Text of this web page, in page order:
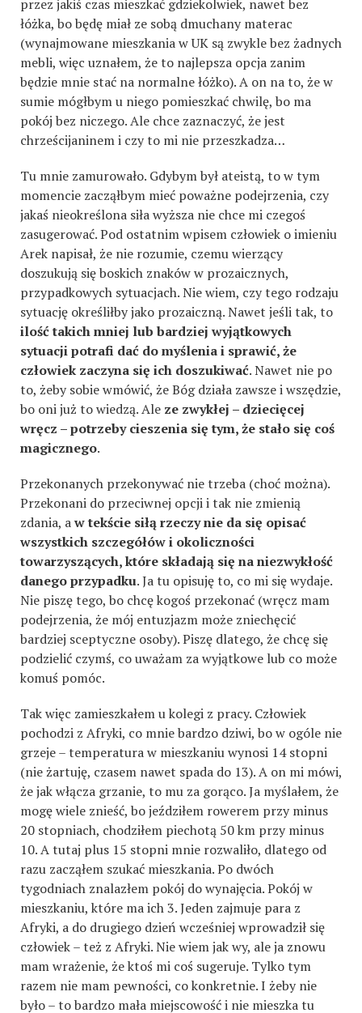
przez jakiś czas mieszkać gdziekolwiek, nawet bez
łóżka, bo będę miał ze sobą dmuchany materac
(wynajmowane mieszkania w UK są zwykle bez żadnych
mebli, więc uznałem, że to najlepsza opcja zanim
będzie mnie stać na normalne łóżko). A on na to, że w
sumie mógłbym u niego pomieszkać chwilę, bo ma
pokój bez niczego. Ale chce zaznaczyć, że jest
chrześcijaninem i czy to mi nie przeszkadza…
Tu mnie zamurowało. Gdybym był ateistą, to w tym
momencie zacząłbym mieć poważne podejrzenia, czy
jakaś nieokreślona siła wyższa nie chce mi czegoś
zasugerować. Pod ostatnim wpisem człowiek o imieniu
Arek napisał, że nie rozumie, czemu wierzący
doszukują się boskich znaków w prozaicznych,
przypadkowych sytuacjach. Nie wiem, czy tego rodzaju
sytuację określiłby jako prozaiczną. Nawet jeśli tak, to
ilość takich mniej lub bardziej wyjątkowych
sytuacji potrafi dać do myślenia i sprawić, że
człowiek zaczyna się ich doszukiwać. Nawet nie po
to, żeby sobie wmówić, że Bóg działa zawsze i wszędzie,
bo oni już to wiedzą. Ale ze zwykłej – dziecięcej
wręcz – potrzeby cieszenia się tym, że stało się coś
magicznego.
Przekonanych przekonywać nie trzeba (choć można).
Przekonani do przeciwnej opcji i tak nie zmienią
zdania, aw tekście siłą rzeczy nie da się opisać
wszystkich szczegółów i okoliczności
towarzyszących, które składają się na niezwykłość
danego przypadku. Ja tu opisuję to, co mi się wydaje.
Nie piszę tego, bo chcę kogoś przekonać (wręcz mam
podejrzenia, że mój entuzjazm może zniechęcić
bardziej sceptyczne osoby). Piszę dlatego, że chcę się
podzielić czymś, co uważam za wyjątkowe lub co może
komuś pomóc.
Tak więc zamieszkałem u kolegi z pracy. Człowiek
pochodzi z Afryki, co mnie bardzo dziwi, bo w ogóle nie
grzeje – temperatura w mieszkaniu wynosi 14 stopni
(nie żartuję, czasem nawet spada do 13). A on mi mówi,
że jak włącza grzanie, to mu za gorąco. Ja myślałem, że
mogę wiele znieść, bo jeździłem rowerem przy minus
20 stopniach, chodziłem piechotą 50 km przy minus
10. A tutaj plus 15 stopni mnie rozwaliło, dlatego od
razu zacząłem szukać mieszkania. Po dwóch
tygodniach znalazłem pokój do wynajęcia. Pokój w
mieszkaniu, które ma ich 3. Jeden zajmuje para z
Afryki, a do drugiego dzień wcześniej wprowadził się
człowiek – też z Afryki. Nie wiem jak wy, ale ja znowu
mam wrażenie, że ktoś mi coś sugeruje. Tylko tym
razem nie mam pewności, co konkretnie. I żeby nie
było – to bardzo mała miejscowość i nie mieszka tu